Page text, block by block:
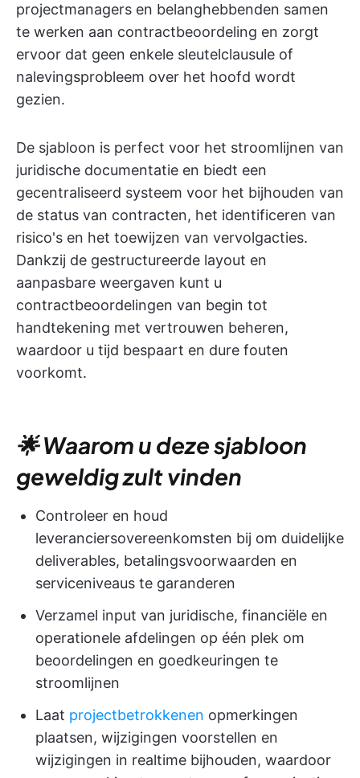
projectmanagers en belanghebbenden samen
te werken aan contractbeoordeling en zorgt
ervoor dat geen enkele sleutelclausule of
nalevingsprobleem over het hoofd wordt
gezien.
De sjabloon is perfect voor het stroomlijnen van
juridische documentatie en biedt een
gecentraliseerd systeem voor het bijhouden van
de status van contracten, het identificeren van
risico's en het toewijzen van vervolgacties.
Dankzij de gestructureerde layout en
aanpasbare weergaven kunt u
contractbeoordelingen van begin tot
handtekening met vertrouwen beheren,
waardoor u tijd bespaart en dure fouten
voorkomt.
🌟 Waarom u deze sjabloon
geweldig zult vinden
Controleer en houd
leveranciersovereenkomsten bij om duidelijke
deliverables, betalingsvoorwaarden en
serviceniveaus te garanderen
Verzamel input van juridische, financiële en
operationele afdelingen op één plek om
beoordelingen en goedkeuringen te
stroomlijnen
Laat projectbetrokkenen opmerkingen
plaatsen, wijzigingen voorstellen en
wijzigingen in realtime bijhouden, waardoor